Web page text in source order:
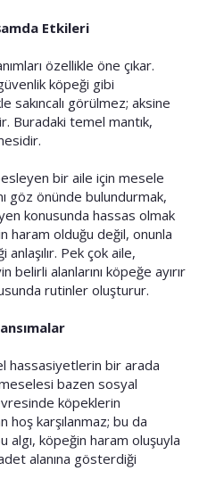
Etkileri
özellikle öne çıkar.
köpeği gibi
sakıncalı görülmez; aksine
Buradaki temel mantık,
bir aile için mesele
göz önünde bulundurmak,
konusunda hassas olmak
haram olduğu değil, onunla
Pek çok aile,
belirli alanlarını köpeğe ayırır
rutinler oluşturur.
hassasiyetlerin bir arada
bazen sosyal
köpeklerin
hoş karşılanmaz; bu da
algı, köpeğin haram oluşuyla
alanına gösterdiği